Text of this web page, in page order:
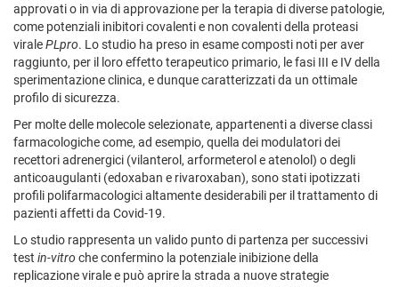
approvati o in via di approvazione per la terapia di diverse patologie,
come potenziali inibitori covalenti e non covalenti della proteasi
viralePLpro. Lo studio ha preso in esame composti noti per aver
raggiunto, per il loro effetto terapeutico primario, le fasi III e IV della
sperimentazione clinica, e dunque caratterizzati da un ottimale
profilo di sicurezza.
Per molte delle molecole selezionate, appartenenti a diverse classi
farmacologiche come, ad esempio, quella dei modulatori dei
recettori adrenergici (vilanterol, arformeterol e atenolol) o degli
anticoaugulanti (edoxaban e rivaroxaban), sono stati ipotizzati
profili polifarmacologici altamente desiderabili per il trattamento di
pazienti affetti da Covid-19.
Lo studio rappresenta un valido punto di partenza per successivi
test in-vitro che confermino la potenziale inibizione della
replicazione virale e può aprire la strada a nuove strategie